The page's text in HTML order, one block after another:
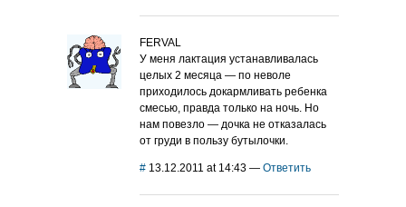
FERVAL
У меня лактация устанавливалась
целых 2 месяца — по неволе
приходилось докармливать ребенка
смесью, правда только на ночь. Но
нам повезло — дочка не отказалась
от груди в пользу бутылочки.
# 13.12.2011 at 14:43 — Ответить